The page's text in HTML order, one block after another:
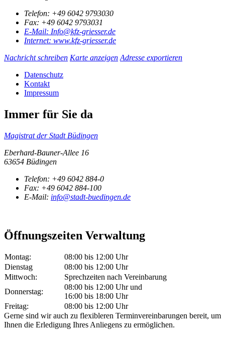
Telefon: +49 6042 9793030
Fax: +49 6042 9793031
E-Mail: Info@kfz-griesser.de
Internet: www.kfz-griesser.de
Nachricht schreiben Karte anzeigen Adresse exportieren
Datenschutz
Kontakt
Impressum
Immer für Sie da
Magistrat der Stadt Büdingen
Eberhard-Bauner-Allee 16
63654 Büdingen
Telefon: +49 6042 884-0
Fax: +49 6042 884-100
E-Mail: info@stadt-buedingen.de
Öffnungszeiten Verwaltung
Montag:
08:00 bis 12:00 Uhr
Dienstag
08:00 bis 12:00 Uhr
Mittwoch:
Sprechzeiten nach Vereinbarung
Donnerstag:
08:00 bis 12:00 Uhr und
16:00 bis 18:00 Uhr
Freitag:
08:00 bis 12:00 Uhr
Gerne sind wir auch zu flexibleren Terminvereinbarungen bereit, um
Ihnen die Erledigung Ihres Anliegens zu ermöglichen.